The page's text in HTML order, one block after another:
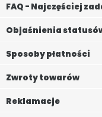
FAQ - Najczęściej
Objaśnienia
Sposoby płatności
Zwroty towarów
Reklamacje